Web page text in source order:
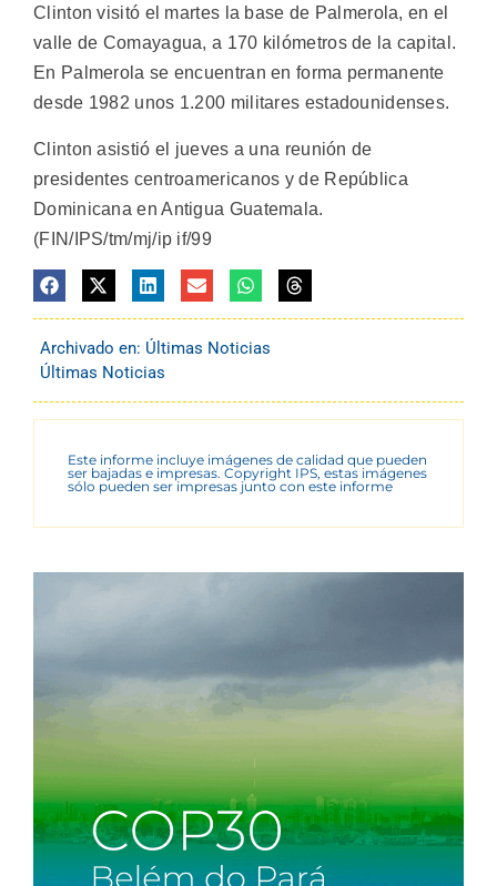
Clinton visitó el martes la base de Palmerola, en el
valle de Comayagua, a 170 kilómetros de la capital.
En Palmerola se encuentran en forma permanente
desde 1982 unos 1.200 militares estadounidenses.
Clinton asistió el jueves a una reunión de
presidentes centroamericanos y de República
Dominicana en Antigua Guatemala.
(FIN/IPS/tm/mj/ip if/99
Archivado en: Últimas Noticias
Últimas Noticias
Este informe incluye imágenes de calidad que pueden
ser bajadas e impresas. Copyright IPS, estas imágenes
sólo pueden ser impresas junto con este informe